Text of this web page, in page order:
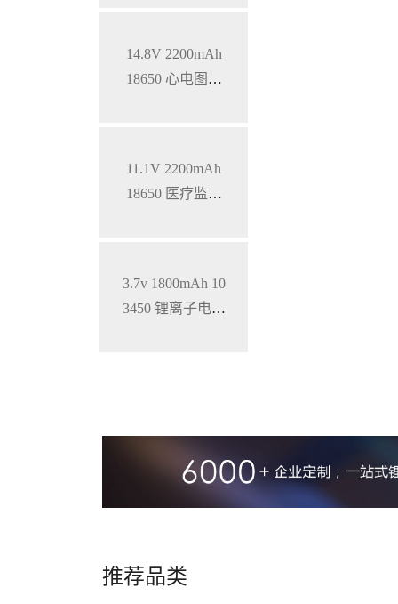
14.8V 2200mAh
18650 心电图机
11.1V 2200mAh
18650 医疗监护
3.7v 1800mAh 10
3450 锂离子电池
推荐品类